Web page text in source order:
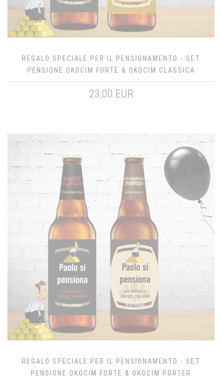
REGALO SPECIALE PER IL PENSIONAMENTO - SET
PENSIONE OKOCIM FORTE & OKOCIM CLASSICA
23,00 EUR
REGALO SPECIALE PER IL PENSIONAMENTO - SET
PENSIONE OKOCIM FORTE & OKOCIM PORTER